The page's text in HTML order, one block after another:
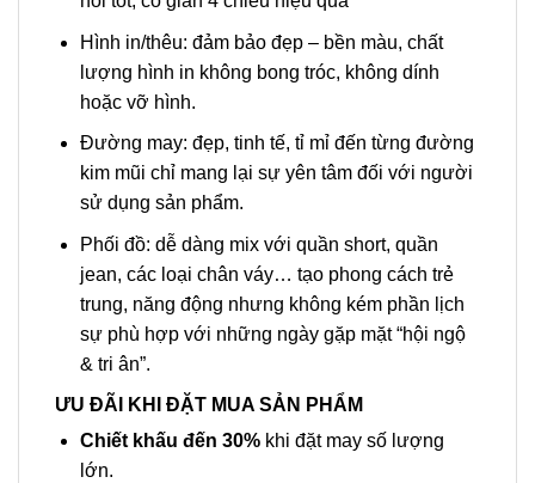
Hình in/thêu: đảm bảo đẹp – bền màu, chất
lượng hình in không bong tróc, không dính
hoặc vỡ hình.
Đường may: đẹp, tinh tế, tỉ mỉ đến từng đường
kim mũi chỉ mang lại sự yên tâm đối với người
sử dụng sản phẩm.
Phối đồ: dễ dàng mix với quần short, quần
jean, các loại chân váy… tạo phong cách trẻ
trung, năng động nhưng không kém phần lịch
sự phù hợp với những ngày gặp mặt “hội ngộ
& tri ân”.
ƯU ĐÃI KHI ĐẶT MUA SẢN PHẨM
Chiết khấu đến 30%khi đặt may số lượng
lớn.